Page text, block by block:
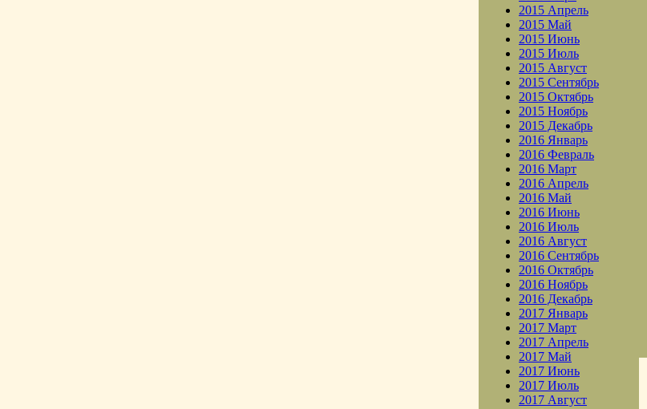
2015 Апрель
2015 Май
2015 Июнь
2015 Июль
2015 Август
2015 Сентябрь
2015 Октябрь
2015 Ноябрь
2015 Декабрь
2016 Январь
2016 Февраль
2016 Март
2016 Апрель
2016 Май
2016 Июнь
2016 Июль
2016 Август
2016 Сентябрь
2016 Октябрь
2016 Ноябрь
2016 Декабрь
2017 Январь
2017 Март
2017 Апрель
2017 Май
2017 Июнь
2017 Июль
2017 Август